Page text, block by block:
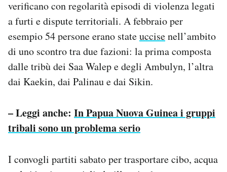
verificano con regolarità episodi di violenza legati
a furti e dispute territoriali. A febbraio per
esempio 54 persone erano stateuccisenell’ambito
di uno scontro tra due fazioni: la prima composta
dalle tribù dei Saa Walep e degli Ambulyn, l’altra
dai Kaekin, dai Palinau e dai Sikin.
– Leggi anche: In Papua Nuova Guinea i gruppi
tribali sono un problema serio
I convogli partiti sabato per trasportare cibo, acqua